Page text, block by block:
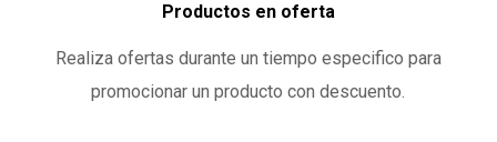
Productos en oferta
Realiza ofertas durante un tiempo especifico para
promocionar un producto con descuento.